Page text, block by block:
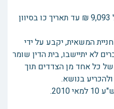
על הנתבע לשלם לתובע סך של 9,093 ₪ עד תאריך כו בסיוון
המשאית, יקבע על ידי
לא יתיישבו, בית הדין שומר
כל אחד מן הצדדים תוך
בנושא.